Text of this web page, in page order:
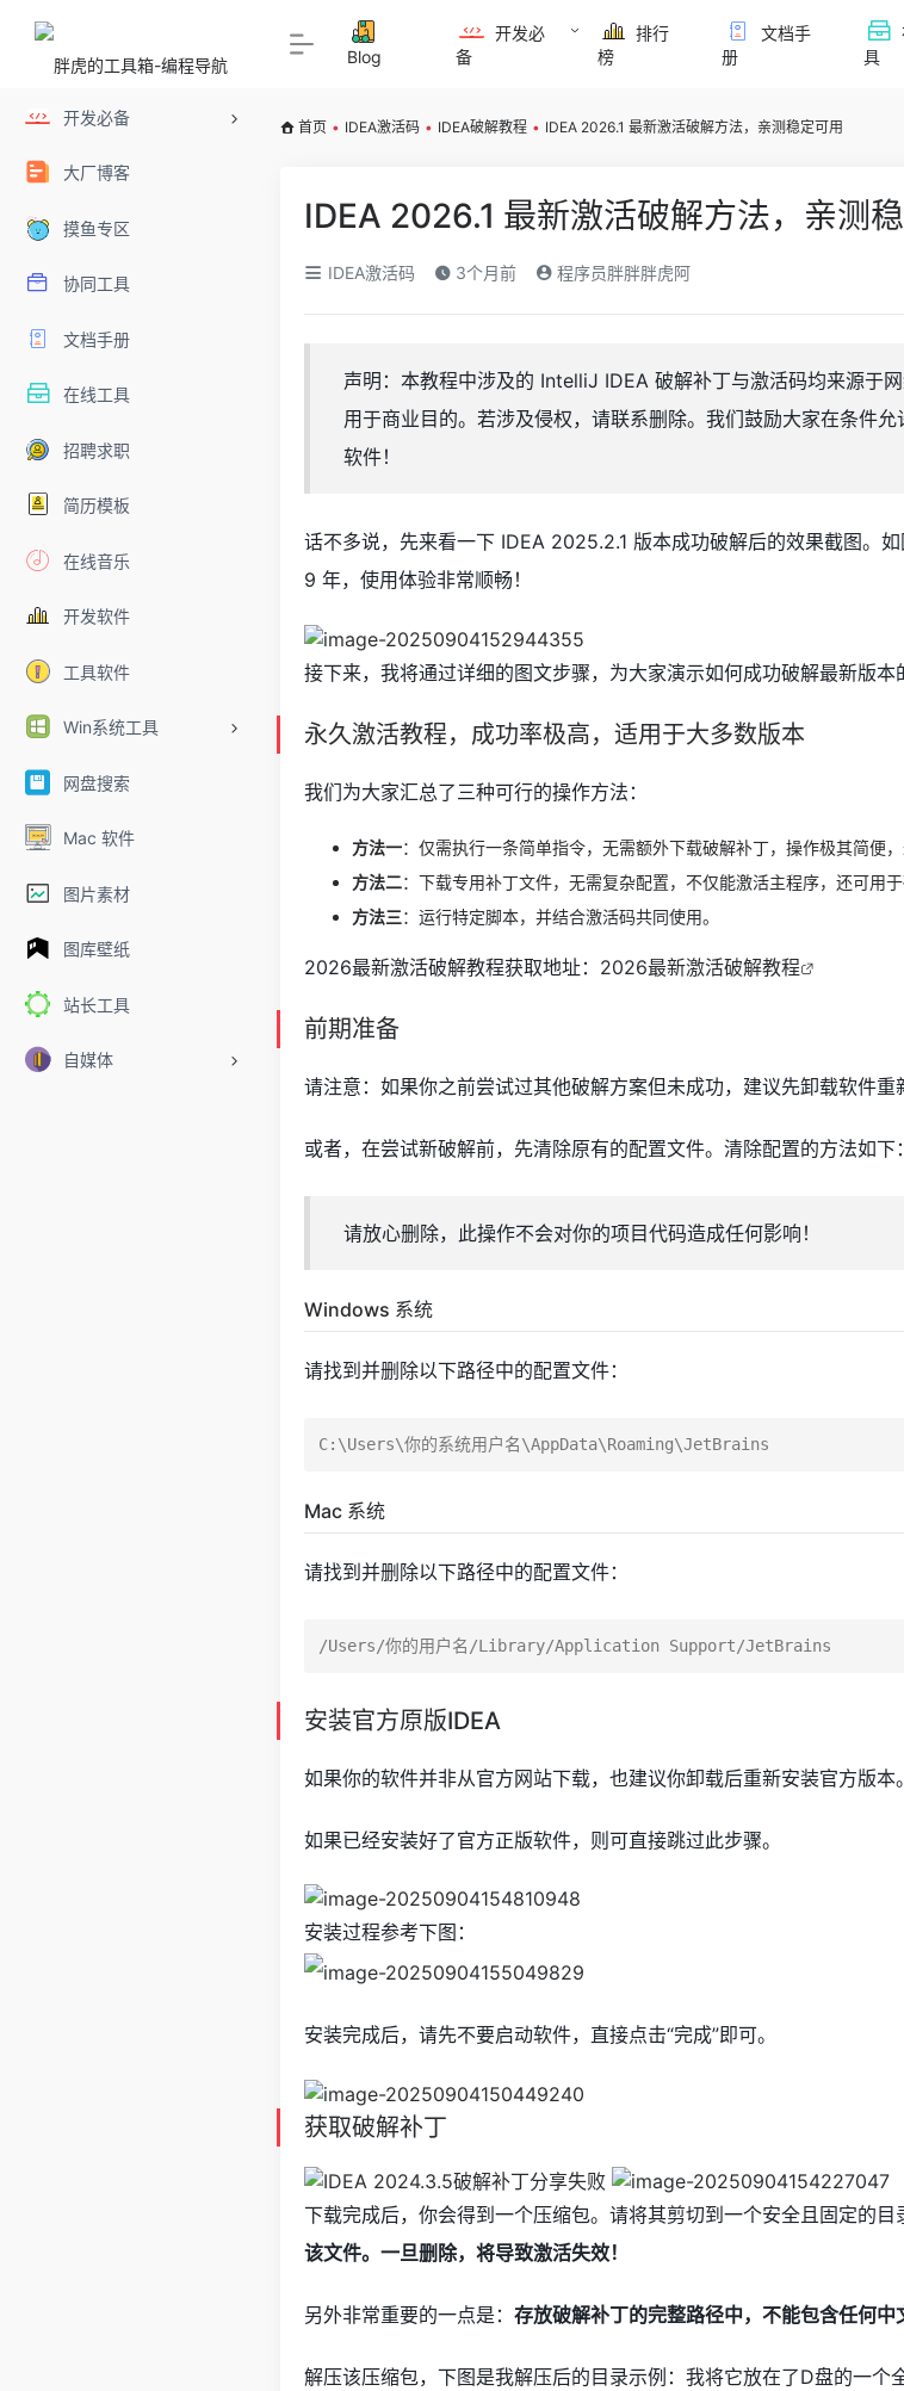
开发必备
大厂博客
摸鱼专区
协同工具
文档手册
在线工具
招聘求职
简历模板
在线音乐
开发软件
工具软件
Win系统工具
网盘搜索
Mac 软件
图片素材
图库壁纸
站长工具
自媒体
Blog
开发必
备
排行
榜
文档手
册
具
首页 • IDEA激活码 • IDEA破解教程 • IDEA 2026.1 最新激活破解方法，亲测稳定可用
IDEA 2026.1 最新激活破解方法，亲测
IDEA激活码 3个月前 程序员胖胖胖虎阿
声明：本教程中涉及的 IntelliJ IDEA 破解补丁与激活码均来源于
用于商业目的。若涉及侵权，请联系删除。我们鼓励大家在条件
软件！
话不多说，先来看一下 IDEA 2025.2.1 版本成功破解后的效果截图。
9 年，使用体验非常顺畅！
接下来，我将通过详细的图文步骤，为大家演示如何成功破解最新版本
永久激活教程，成功率极高，适用于大多数版本
我们为大家汇总了三种可行的操作方法：
方法一：仅需执行一条简单指令，无需额外下载破解补丁，操作极其简便，
方法二：下载专用补丁文件，无需复杂配置，不仅能激活主程序，还可用于
方法三：运行特定脚本，并结合激活码共同使用。
2026最新激活破解教程获取地址： 2026最新激活破解教程
前期准备
请注意：如果你之前尝试过其他破解方案但未成功，建议先卸载软件重
或者，在尝试新破解前，先清除原有的配置文件。清除配置的方法如下：
请放心删除，此操作不会对你的项目代码造成任何影响！
Windows 系统
请找到并删除以下路径中的配置文件：
Mac 系统
请找到并删除以下路径中的配置文件：
安装官方原版IDEA
如果你的软件并非从官方网站下载，也建议你卸载后重新安装官方版本。
如果已经安装好了官方正版软件，则可直接跳过此步骤。
安装过程参考下图：
安装完成后，请先不要启动软件，直接点击“完成”即可。
获取破解补丁
下载完成后，你会得到一个压缩包。请将其剪切到一个安全且固定的目
该文件。一旦删除，将导致激活失效！
另外非常重要的一点是： 存放破解补丁的完整路径中，不能包含任何中
解压该压缩包，下图是我解压后的目录示例：我将它放在了D盘的一个